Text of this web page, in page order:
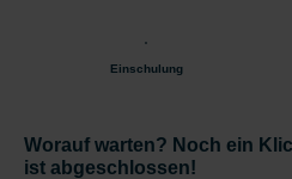
Einschulung
Worauf warten? Noch ein
ist abgeschlossen!